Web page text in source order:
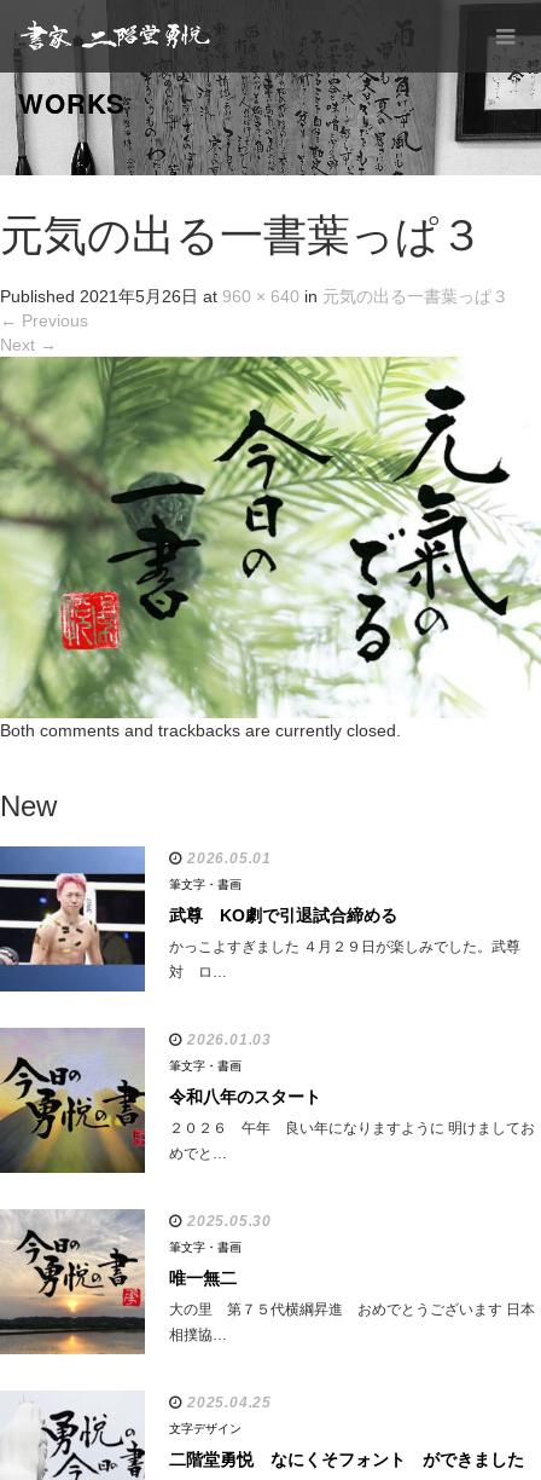
WORKS
元気の出る一書葉っぱ３
Published 2021年5月26日 at 960 × 640 in 元気の出る一書葉っぱ３
← Previous
Next →
Both comments and trackbacks are currently closed.
New
2026.05.01
筆文字・書画
武尊 KO劇で引退試合締める
かっこよすぎました ４月２９日が楽しみでした。武尊
対 ロ…
2026.01.03
筆文字・書画
令和八年のスタート
２０２６ 午年 良い年になりますように 明けましてお
めでと…
2025.05.30
筆文字・書画
唯一無二
大の里 第７５代横綱昇進 おめでとうございます 日本
相撲協…
2025.04.25
文字デザイン
二階堂勇悦 なにくそフォント ができました